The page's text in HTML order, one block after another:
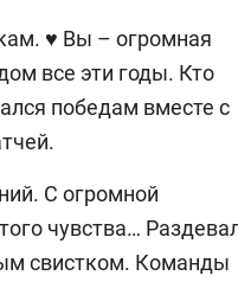
♥️ Вы – огромная
все эти годы. Кто
победам вместе с
С огромной
чувства…
свистком. Команды